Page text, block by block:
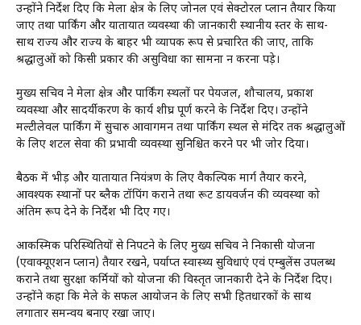
उन्होंने निर्देश दिए कि मेला क्षेत्र के लिए जोनल एवं सेक्टोरल प्लान तैयार किया
जाए तथा पार्किंग और यातायात व्यवस्था की जानकारी स्थानीय स्तर के साथ-
साथ राज्य और राज्य के बाहर भी व्यापक रूप से प्रचारित की जाए, ताकि
श्रद्धालुओं को किसी प्रकार की असुविधा का सामना न करना पड़े।
मुख्य सचिव ने मेला क्षेत्र और पार्किंग स्थलों पर पेयजल, शौचालय, प्रकाश
व्यवस्था और सौंदर्यीकरण के कार्य शीघ्र पूर्ण करने के निर्देश दिए। उन्होंने
मल्टीलेवल पार्किंग में सुचारु आवागमन तथा पार्किंग स्थल से मंदिर तक श्रद्धालुओं
के लिए शटल सेवा की प्रभावी व्यवस्था सुनिश्चित करने पर भी जोर दिया।
बैठक में भीड़ और यातायात नियंत्रण के लिए वैकल्पिक मार्ग तैयार करने,
आवश्यक स्थानों पर ब्लैक टॉपिंग कराने तथा रूट डायवर्जन की व्यवस्था को
अंतिम रूप देने के निर्देश भी दिए गए।
आकस्मिक परिस्थितियों से निपटने के लिए मुख्य सचिव ने निकासी योजना
(एवाक्यूएशन प्लान) तैयार रखने, पर्याप्त स्वास्थ्य सुविधाएं एवं एम्बुलेंस उपलब्ध
कराने तथा सुरक्षा कर्मियों को योजना की विस्तृत जानकारी देने के निर्देश दिए।
उन्होंने कहा कि मेले के सफल आयोजन के लिए सभी हितधारकों के साथ
लगातार समन्वय बनाए रखा जाए।